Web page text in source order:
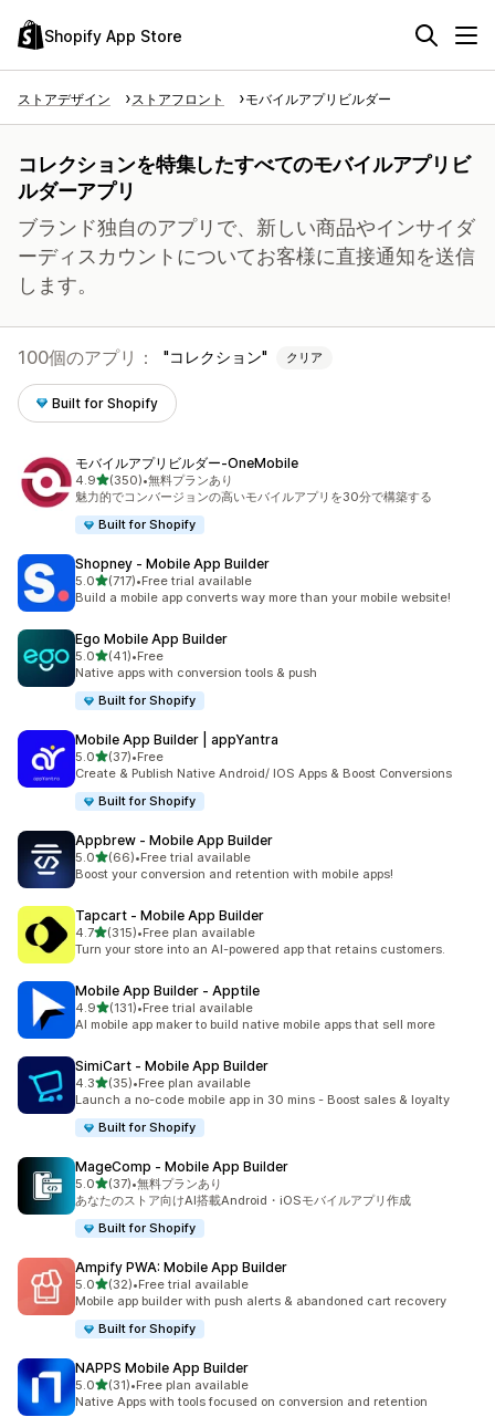
Shopify App Store
ストアデザイン ストアフロント モバイルアプリビルダー
コレクションを特集したすべてのモバイルアプリビ
ルダーアプリ
ブランド独自のアプリで、新しい商品やインサイダ
ーディスカウントについてお客様に直接通知を送信
します。
100個のアプリ： コレクション クリア
Built for Shopify
モバイルアプリビルダー‑OneMobile
4.95つ星中
(350)
合計レビュー数：350件
•無料プランあり
魅力的でコンバージョンの高いモバイルアプリを30分で構築する
Built for Shopify
Shopney ‑ Mobile App Builder
5.05つ星中
(717)
合計レビュー数：717件
•Free trial available
Build a mobile app converts way more than your mobile website!
Ego Mobile App Builder
5.05つ星中
(41)
合計レビュー数：41件
•Free
Native apps with conversion tools & push
Built for Shopify
Mobile App Builder | appYantra
5.05つ星中
(37)
合計レビュー数：37件
•Free
Create & Publish Native Android/ IOS Apps & Boost Conversions
Built for Shopify
Appbrew ‑ Mobile App Builder
5.05つ星中
(66)
合計レビュー数：66件
•Free trial available
Boost your conversion and retention with mobile apps!
Tapcart ‑ Mobile App Builder
4.75つ星中
(315)
合計レビュー数：315件
•Free plan available
Turn your store into an AI-powered app that retains customers.
Mobile App Builder ‑ Apptile
4.95つ星中
(131)
合計レビュー数：131件
•Free trial available
AI mobile app maker to build native mobile apps that sell more
SimiCart ‑ Mobile App Builder
4.35つ星中
(35)
合計レビュー数：35件
•Free plan available
Launch a no-code mobile app in 30 mins - Boost sales & loyalty
Built for Shopify
MageComp ‑ Mobile App Builder
5.05つ星中
(37)
合計レビュー数：37件
•無料プランあり
あなたのストア向けAI搭載Android・iOSモバイルアプリ作成
Built for Shopify
Ampify PWA: Mobile App Builder
5.05つ星中
(32)
合計レビュー数：32件
•Free trial available
Mobile app builder with push alerts & abandoned cart recovery
Built for Shopify
NAPPS Mobile App Builder
5.05つ星中
(31)
合計レビュー数：31件
•Free plan available
Native Apps with tools focused on conversion and retention